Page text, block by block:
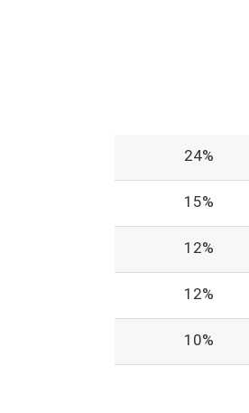
24%
15%
12%
12%
10%